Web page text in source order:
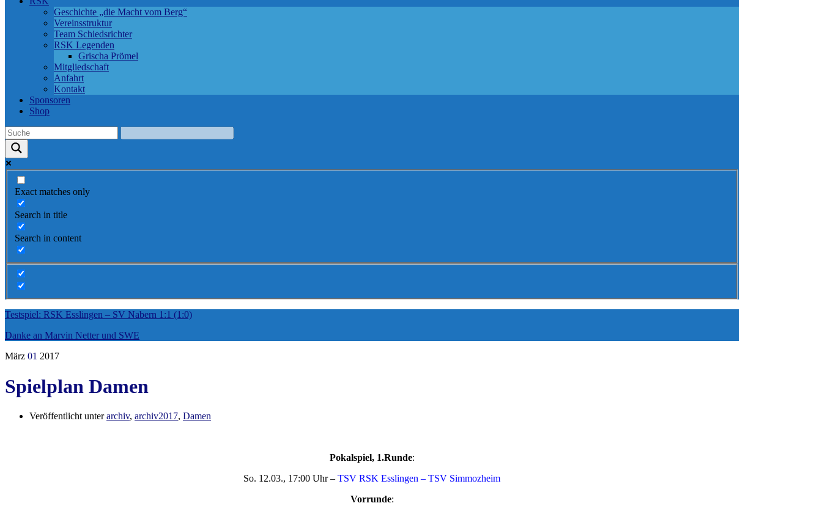
Geschichte „die Macht vom Berg“
Vereinsstruktur
Team Schiedsrichter
RSK Legenden
Grischa Prömel
Mitgliedschaft
Anfahrt
Kontakt
Sponsoren
Shop
Exact matches only
Search in title
Search in content
Testspiel: RSK Esslingen – SV Nabern 1:1 (1:0)
Danke an Marvin Netter und SWE
März 01 2017
Spielplan Damen
Veröffentlicht unterarchiv, archiv2017, Damen
Pokalspiel, 1.Runde:
So. 12.03., 17:00 Uhr – TSV RSK Esslingen – TSV Simmozheim
Vorrunde: